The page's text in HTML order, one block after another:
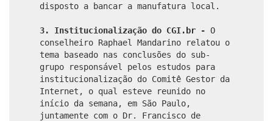
disposto a bancar a manufatura local.
3. Institucionalização do CGI.br - O
conselheiro Raphael Mandarino relatou o
tema baseado nas conclusões do sub-
grupo responsável pelos estudos para
institucionalização do Comitê Gestor da
Internet, o qual esteve reunido no
início da semana, em São Paulo,
juntamente com o Dr. Francisco de